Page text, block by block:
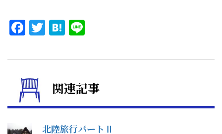
Facebook
TwitterHatena
関連記事
北陸旅行パートⅡ